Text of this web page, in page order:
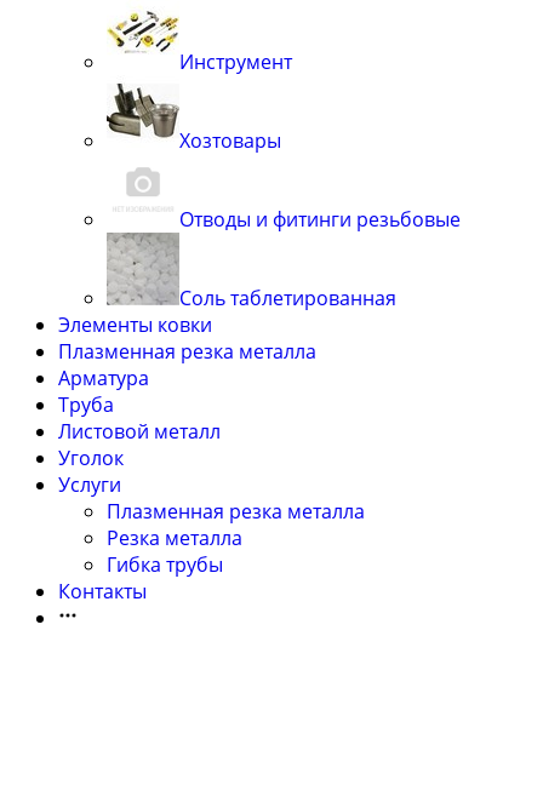
Инструмент
Хозтовары
Отводы и фитинги резьбовые
Соль таблетированная
Элементы ковки
Плазменная резка металла
Арматура
Труба
Листовой металл
Уголок
Услуги
Плазменная резка металла
Резка металла
Гибка трубы
Контакты